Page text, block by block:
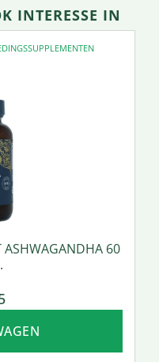
INTERESSE IN
ASHWAGANDHA 60